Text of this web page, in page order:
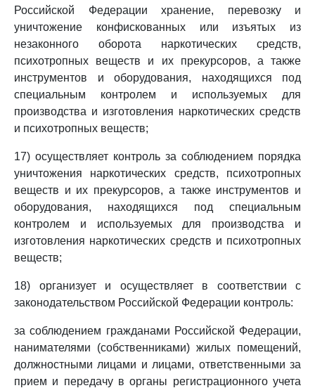
Российской Федерации хранение, перевозку и
уничтожение конфискованных или изъятых из
незаконного оборота наркотических средств,
психотропных веществ и их прекурсоров, а также
инструментов и оборудования, находящихся под
специальным контролем и используемых для
производства и изготовления наркотических средств
и психотропных веществ;
17) осуществляет контроль за соблюдением порядка
уничтожения наркотических средств, психотропных
веществ и их прекурсоров, а также инструментов и
оборудования, находящихся под специальным
контролем и используемых для производства и
изготовления наркотических средств и психотропных
веществ;
18) организует и осуществляет в соответствии с
законодательством Российской Федерации контроль:
за соблюдением гражданами Российской Федерации,
нанимателями (собственниками) жилых помещений,
должностными лицами и лицами, ответственными за
прием и передачу в органы регистрационного учета